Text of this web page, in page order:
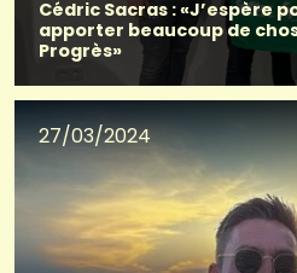
Cédric Sacras : «J’espère
apporter beaucoup de
Progrès»
27/03/2024